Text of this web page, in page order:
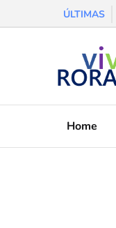
ÚLTIMAS
Home